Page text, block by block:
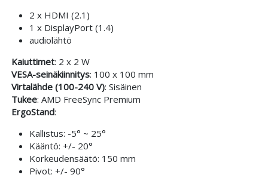
2 x HDMI (2.1)
1 x DisplayPort (1.4)
audiolähtö
Kaiuttimet: 2 x 2 W
VESA-seinäkiinnitys: 100 x 100 mm
Virtalähde (100-240 V): Sisäinen
Tukee: AMD FreeSync Premium
ErgoStand:
Kallistus: -5° ~ 25°
Kääntö: +/- 20°
Korkeudensäätö: 150 mm
Pivot: +/- 90°